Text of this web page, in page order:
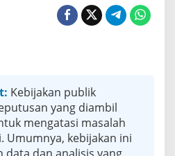
k
K
e
b
i
Kebijakan publik
yang diambil
mengatasi masalah
Umumnya, kebijakan ini